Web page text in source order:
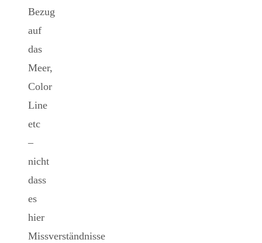
Bezug
auf
das
Meer,
Color
Line
etc
–
nicht
dass
es
hier
Missverständnisse